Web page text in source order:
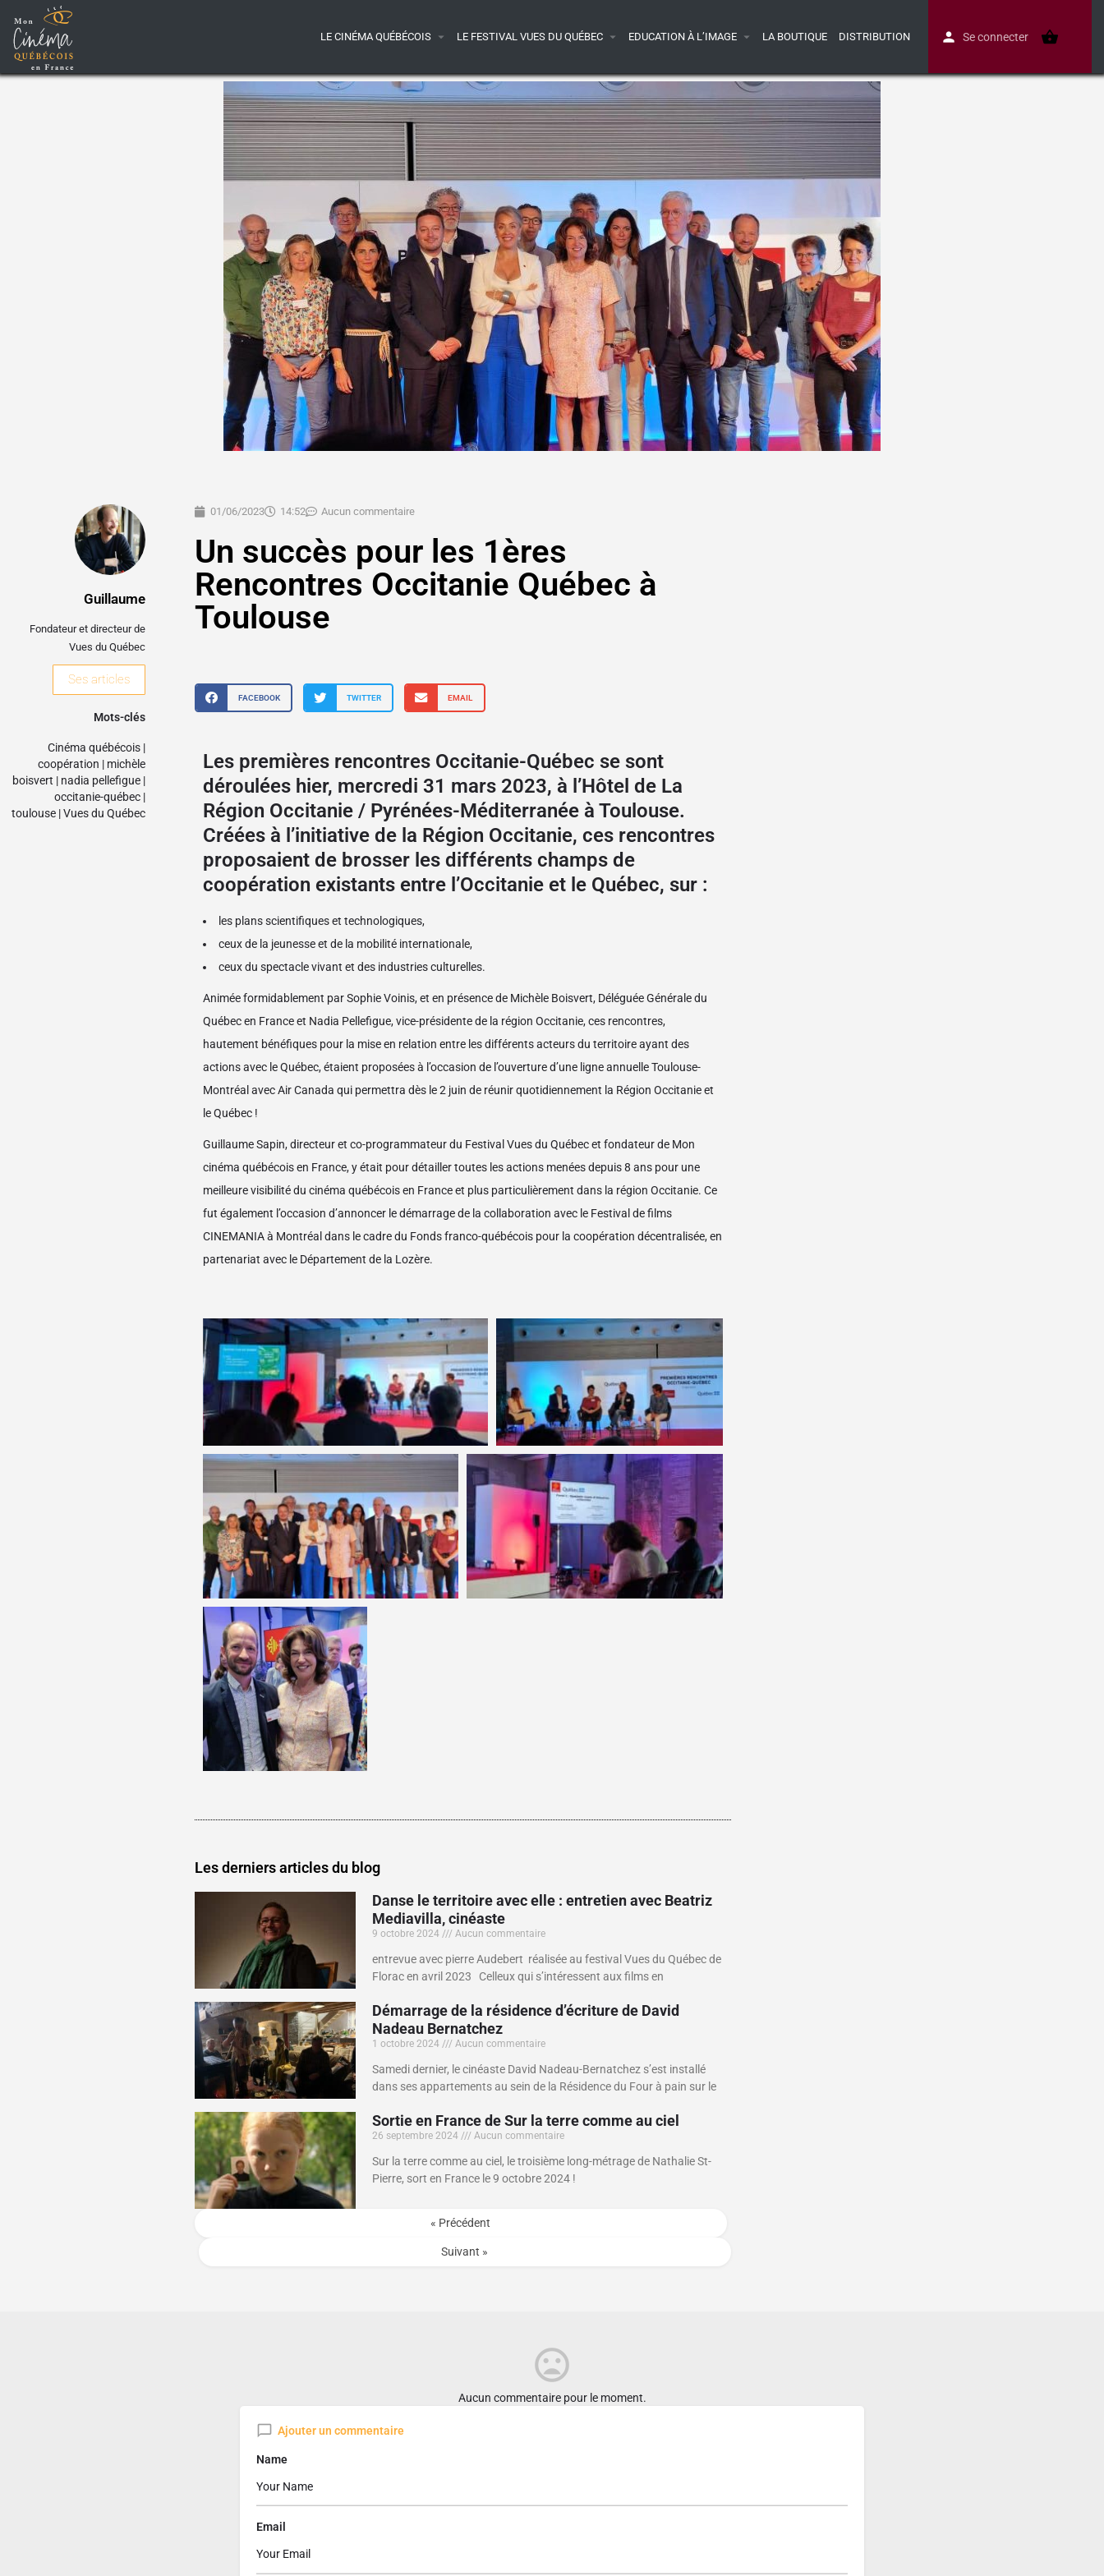
LE CINÉMA QUÉBÉCOIS LE FESTIVAL VUES DU QUÉBEC EDUCATION À L’IMAGE LA BOUTIQUE DISTRIBUTION Se connecter
Guillaume
Fondateur et directeur de
Vues du Québec
Ses articles
Mots-clés
Cinéma québécois|
coopération | michèle
boisvert | nadia pellefigue|
occitanie-québec|
toulouse|Vues du Québec
01/06/2023 14:52 Aucun commentaire
Un succès pour les 1ères
Rencontres Occitanie Québec à
Toulouse
FACEBOOK TWITTER EMAIL
Les premières rencontres Occitanie-Québec se sont
déroulées hier, mercredi 31 mars 2023, à l’Hôtel de La
Région Occitanie / Pyrénées-Méditerranée à Toulouse.
Créées à l’initiative de la Région Occitanie, ces rencontres
proposaient de brosser les différents champs de
coopération existants entre l’Occitanie et le Québec, sur :
les plans scientifiques et technologiques,
ceux de la jeunesse et de la mobilité internationale,
ceux du spectacle vivant et des industries culturelles.
Animée formidablement par Sophie Voinis, et en présence de Michèle Boisvert, Déléguée Générale du
Québec en France et Nadia Pellefigue, vice-présidente de la région Occitanie, ces rencontres,
hautement bénéfiques pour la mise en relation entre les différents acteurs du territoire ayant des
actions avec le Québec, étaient proposées à l’occasion de l’ouverture d’une ligne annuelle Toulouse-
Montréal avec Air Canada qui permettra dès le 2 juin de réunir quotidiennement la Région Occitanie et
le Québec !
Guillaume Sapin, directeur et co-programmateur du Festival Vues du Québec et fondateur de Mon
cinéma québécois en France, y était pour détailler toutes les actions menées depuis 8 ans pour une
meilleure visibilité du cinéma québécois en France et plus particulièrement dans la région Occitanie. Ce
fut également l’occasion d’annoncer le démarrage de la collaboration avec le Festival de films
CINEMANIA à Montréal dans le cadre du Fonds franco-québécois pour la coopération décentralisée, en
partenariat avec le Département de la Lozère.
Les derniers articles du blog
Danse le territoire avec elle : entretien avec Beatriz
Mediavilla, cinéaste
9 octobre 2024 Aucun commentaire
entrevue avec pierre Audebert réalisée au festival Vues du Québec de
Florac en avril 2023 Celleux qui s’intéressent aux films en
Démarrage de la résidence d’écriture de David
Nadeau Bernatchez
1 octobre 2024 Aucun commentaire
Samedi dernier, le cinéaste David Nadeau-Bernatchez s’est installé
dans ses appartements au sein de la Résidence du Four à pain sur le
Sortie en France de Sur la terre comme au ciel
26 septembre 2024 Aucun commentaire
Sur la terre comme au ciel, le troisième long-métrage de Nathalie St-
Pierre, sort en France le 9 octobre 2024 !
« Précédent
Suivant »
Aucun commentaire pour le moment.
Ajouter un commentaire
Name
Email